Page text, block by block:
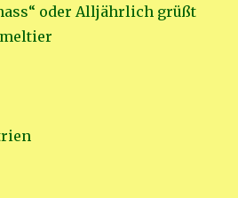
oder Alljährlich grüßt